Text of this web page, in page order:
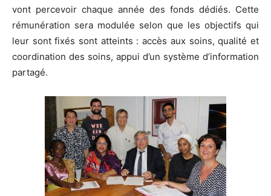
vont percevoir chaque année des fonds dédiés. Cette
rémunération sera modulée selon que les objectifs qui
leur sont fixés sont atteints : accès aux soins, qualité et
coordination des soins, appui d’un système d’information
partagé.